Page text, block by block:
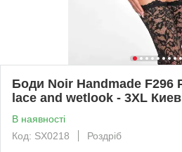
Боди Noir Handmade F296
lace and wetlook - 3XL
В наявності
Код: SX0218
Роздріб